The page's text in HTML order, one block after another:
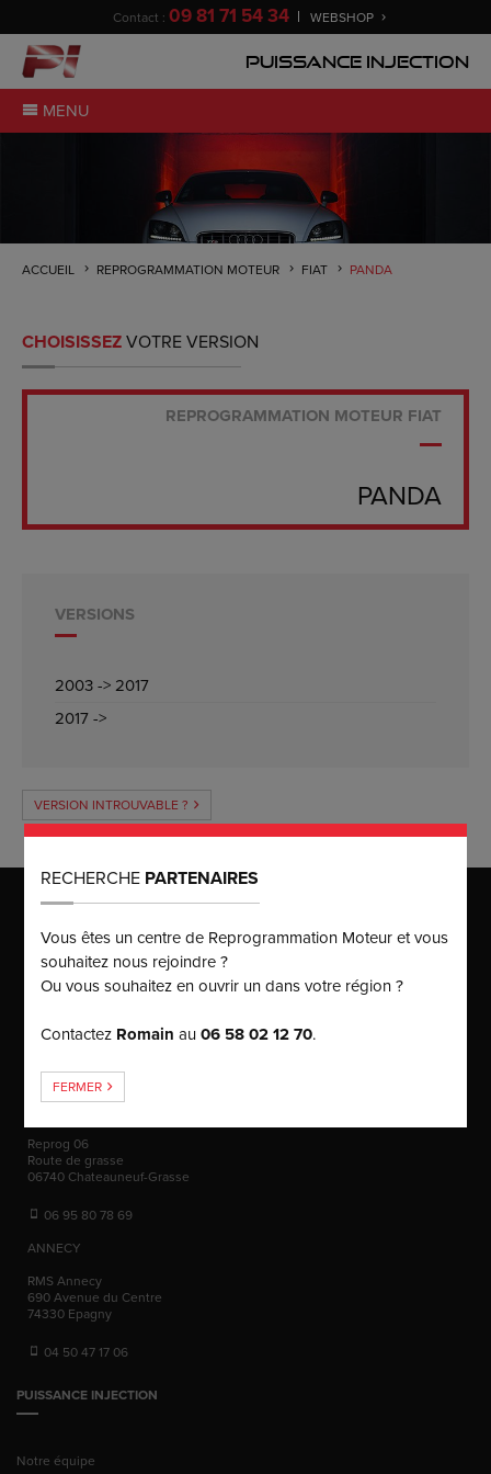
Contact : 09 81 71 54 34 WEBSHOP
Puissance Injection
MENU
ACCUEIL REPROGRAMMATION MOTEUR FIAT PANDA
CHOISISSEZVOTRE VERSION
REPROGRAMMATION MOTEUR FIAT
PANDA
VERSIONS
2003 -> 2017
2017 ->
VERSION INTROUVABLE ?
RECHERCHE PARTENAIRES
Vous êtes un centre de Reprogrammation Moteur et vous
souhaitez nous rejoindre ?
Ou vous souhaitez en ouvrir un dans votre région ?
Contactez Romain au06 58 02 12 70.
FERMER
MAISON MÈRE
Puissance Injection
125 rue du Chat Botté
ZAC des Malettes
01700 BEYNOST
06 58 02 12 70
Reprog 06
Route de grasse
06740 Chateauneuf-Grasse
06 95 80 78 69
ANNECY
RMS Annecy
690 Avenue du Centre
74330 Epagny
04 50 47 17 06
PUISSANCE INJECTION
Notre équipe